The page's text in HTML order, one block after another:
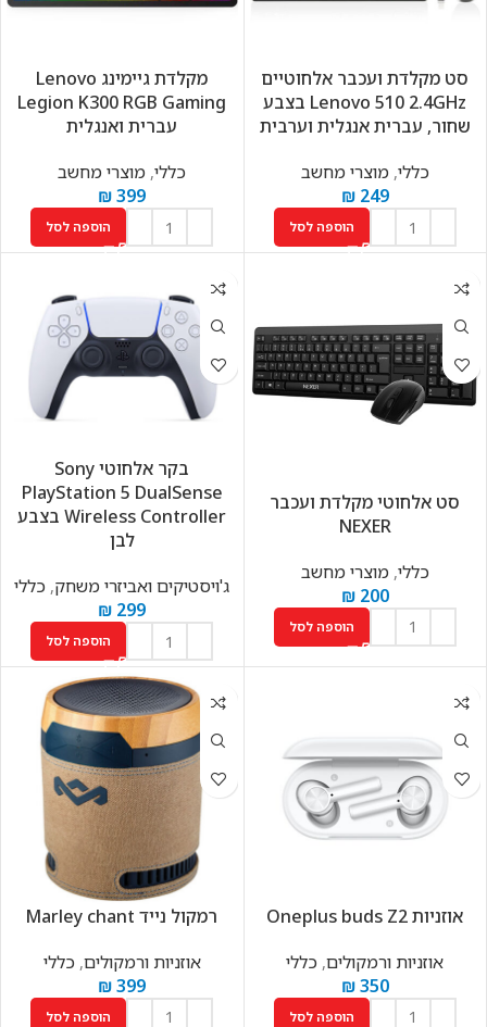
סט מקלדת ועכבר אלחוטיים
Lenovo 510 2.4GHz בצבע
שחור, עברית אנגלית וערבית
כללי,מוצרי מחשב
₪249
הוספה לסל
מקלדת גיימינג Lenovo
Legion K300 RGB Gaming
עברית ואנגלית
כללי, מוצרי מחשב
₪399
הוספה לסל
סט אלחוטי מקלדת ועכבר
NEXER
כללי,מוצרי מחשב
₪200
הוספה לסל
בקר אלחוטי Sony
PlayStation 5 DualSense
Wireless Controller בצבע
לבן
ג'ויסטיקים ואביזרי משחק, כללי
₪ 299
הוספה לסל
אוזניות Oneplus buds Z2
אוזניות ורמקולים, כללי
₪350
הוספה לסל
רמקול נייד Marley chant
אוזניות ורמקולים,כללי
₪399
הוספה לסל